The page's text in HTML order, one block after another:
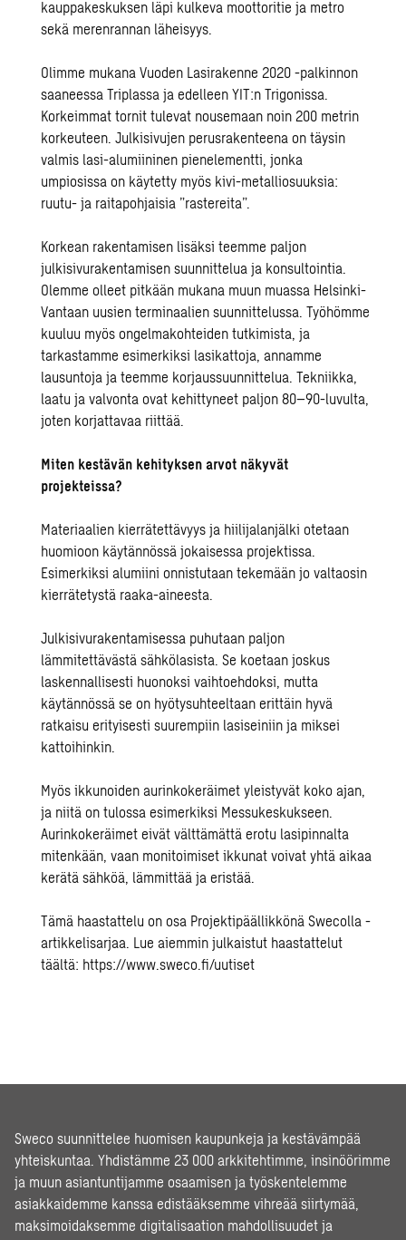
kauppakeskuksen läpi kulkeva moottoritie ja metro
sekä merenrannan läheisyys.
Olimme mukana Vuoden Lasirakenne 2020 -palkinnon
saaneessa Triplassa ja edelleen YIT:n Trigonissa.
Korkeimmat tornit tulevat nousemaan noin 200 metrin
korkeuteen. Julkisivujen perusrakenteena on täysin
valmis lasi-alumiininen pienelementti, jonka
umpiosissa on käytetty myös kivi-metalliosuuksia:
ruutu- ja raitapohjaisia ”rastereita”.
Korkean rakentamisen lisäksi teemme paljon
julkisivurakentamisen suunnittelua ja konsultointia.
Olemme olleet pitkään mukana muun muassa Helsinki-
Vantaan uusien terminaalien suunnittelussa. Työhömme
kuuluu myös ongelmakohteiden tutkimista, ja
tarkastamme esimerkiksi lasikattoja, annamme
lausuntoja ja teemme korjaussuunnittelua. Tekniikka,
laatu ja valvonta ovat kehittyneet paljon 80–90-luvulta,
joten korjattavaa riittää.
Miten kestävän kehityksen arvot näkyvät
projekteissa?
Materiaalien kierrätettävyys ja hiilijalanjälki otetaan
huomioon käytännössä jokaisessa projektissa.
Esimerkiksi alumiini onnistutaan tekemään jo valtaosin
kierrätetystä raaka-aineesta.
Julkisivurakentamisessa puhutaan paljon
lämmitettävästä sähkölasista. Se koetaan joskus
laskennallisesti huonoksi vaihtoehdoksi, mutta
käytännössä se on hyötysuhteeltaan erittäin hyvä
ratkaisu erityisesti suurempiin lasiseiniin ja miksei
kattoihinkin.
Myös ikkunoiden aurinkokeräimet yleistyvät koko ajan,
ja niitä on tulossa esimerkiksi Messukeskukseen.
Aurinkokeräimet eivät välttämättä erotu lasipinnalta
mitenkään, vaan monitoimiset ikkunat voivat yhtä aikaa
kerätä sähköä, lämmittää ja eristää.
Tämä haastattelu on osa Projektipäällikkönä Swecolla -
artikkelisarjaa. Lue aiemmin julkaistut haastattelut
täältä: https://www.sweco.fi/uutiset
Sweco suunnittelee huomisen kaupunkeja ja kestävämpää
yhteiskuntaa. Yhdistämme 23 000 arkkitehtimme, insinöörimme
ja muun asiantuntijamme osaamisen ja työskentelemme
asiakkaidemme kanssa edistääksemme vihreää siirtymää,
maksimoidaksemme digitalisaation mahdollisuudet ja